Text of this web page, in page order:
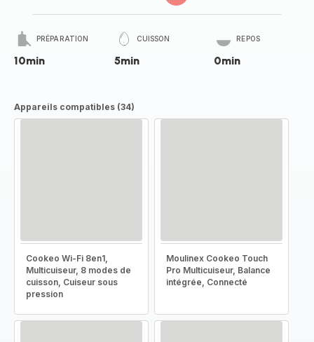
PRÉPARATION
10min
CUISSON
5min
REPOS
0min
Appareils compatibles (34)
Cookeo Wi-Fi 8en1,
Multicuiseur, 8 modes de
cuisson, Cuiseur sous
pression
Moulinex Cookeo Touch
Pro Multicuiseur, Balance
intégrée, Connecté